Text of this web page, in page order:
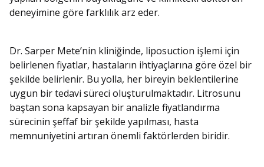
deneyimine göre farklılık arz eder.
Dr. Sarper Mete’nin kliniğinde, liposuction işlemi için
belirlenen fiyatlar, hastaların ihtiyaçlarına göre özel bir
şekilde belirlenir. Bu yolla, her bireyin beklentilerine
uygun bir tedavi süreci oluşturulmaktadır. Litrosunu
baştan sona kapsayan bir analizle fiyatlandırma
sürecinin şeffaf bir şekilde yapılması, hasta
memnuniyetini artıran önemli faktörlerden biridir.